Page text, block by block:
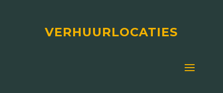
VERHUURLOCATIES